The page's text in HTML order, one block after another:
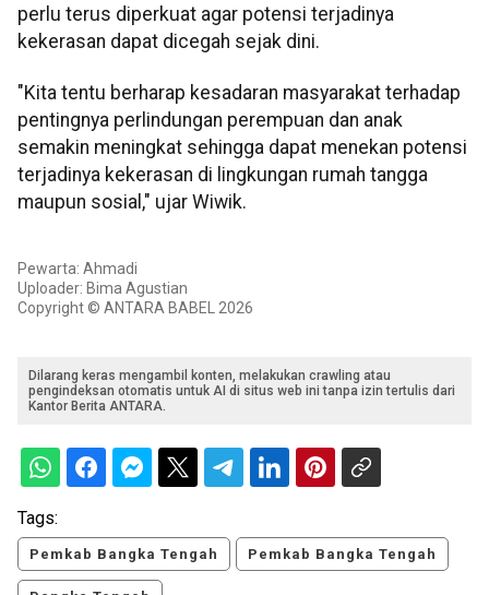
perlu terus diperkuat agar potensi terjadinya
kekerasan dapat dicegah sejak dini.
"Kita tentu berharap kesadaran masyarakat terhadap
pentingnya perlindungan perempuan dan anak
semakin meningkat sehingga dapat menekan potensi
terjadinya kekerasan di lingkungan rumah tangga
maupun sosial," ujar Wiwik.
Pewarta: Ahmadi
Uploader: Bima Agustian
Copyright © ANTARA BABEL 2026
Dilarang keras mengambil konten, melakukan crawling atau
pengindeksan otomatis untuk AI di situs web ini tanpa izin tertulis dari
Kantor Berita ANTARA.
Tags:
Pemkab Bangka Tengah Pemkab Bangka Tengah